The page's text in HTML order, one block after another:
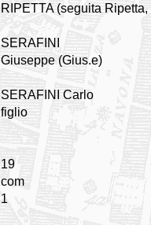
RIPETTA (seguita
SERAFINI
Giuseppe (Gius.e)
SERAFINI Carlo
figlio
19
com
1